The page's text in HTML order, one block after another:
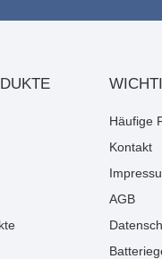
Häufige
Kontakt
AGB